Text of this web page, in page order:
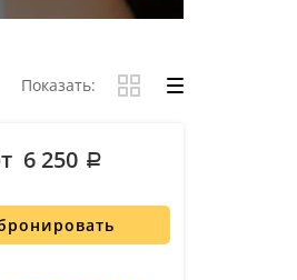
Показать:
6 250